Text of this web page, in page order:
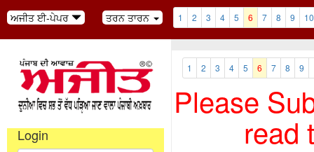
ਅਜੀਤ ਈ-ਪੇਪਰ ਤਰਨ ਤਾਰਨ 1 2 3 4 5 6 7 8 9 10
Login
1 2 3 4 5 6 7 8 9
Please
read